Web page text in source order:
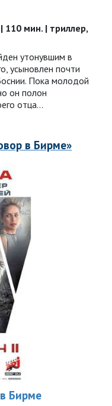
110 мин. | триллер,
утонувшим в
усыновлен почти
Пока молодой
он полон
отца…
в Бирме»
Бирме